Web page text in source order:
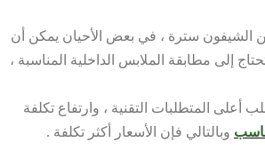
من الشيفون سترة ، في بعض الأحيان يمكن أن
إلى مطابقة الملابس الداخلية المناسبة ،
أعلى المتطلبات التقنية ، وارتفاع تكلفة
وبالتالي فإن الأسعار أكثر تكلفة .